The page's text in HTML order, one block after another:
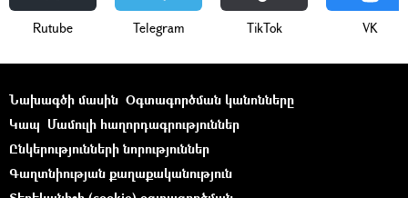
Rutube Telegram ТikТоk VK
Նախագծի մասին Օգտագործման կանոնները
Կապ Մամուլի հաղորդագրություններ
Ընկերությունների նորություններ
Գաղտնիության քաղաքականություն